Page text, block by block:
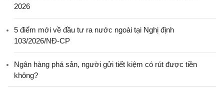
2026
5 điểm mới về đầu tư ra nước ngoài tại Nghị định
103/2026/NĐ-CP
Ngân hàng phá sản, người gửi tiết kiệm có rút được tiền
không?